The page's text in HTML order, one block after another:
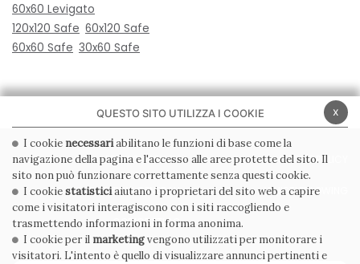
60x60 Levigato
120x120 Safe 60x120 Safe
60x60 Safe 30x60 Safe
PRIVACY POLICY COOKIE POLICY
CONDIZIONI GENERALI WHISTLEBLOWING
CODICE ETICO
x
QUESTO SITO UTILIZZA I COOKIE
I cookie necessariabilitano le funzioni di base come la
navigazione della pagina e l'accesso alle aree protette del sito. Il
sito non può funzionare correttamente senza questi cookie.
I cookiestatisticiaiutano i proprietari del sito web a capire
come i visitatori interagiscono con i siti raccogliendo e
trasmettendo informazioni in forma anonima.
I cookie per il marketingvengono utilizzati per monitorare i
visitatori. L'intento è quello di visualizzare annunci pertinenti e